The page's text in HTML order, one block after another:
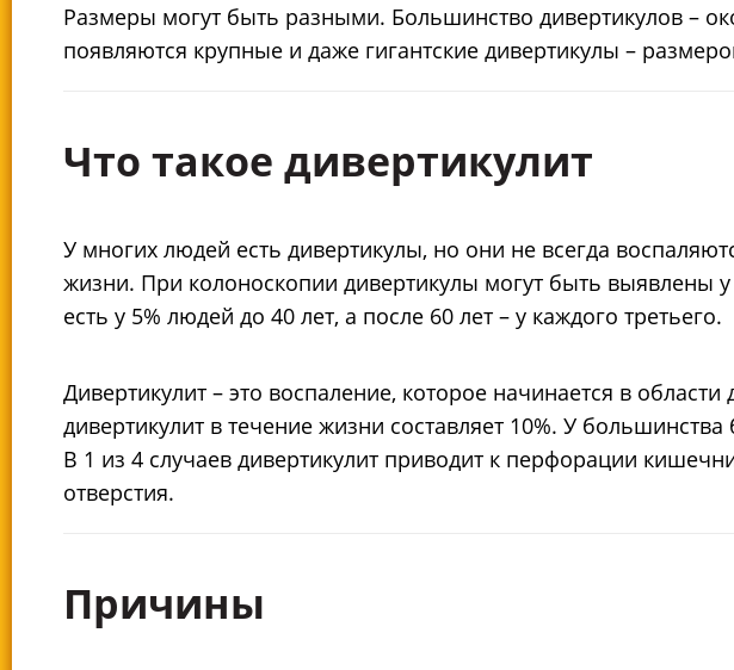
Размеры могут быть разными. Большинство дивертикулов –
появляются крупные и даже гигантские дивертикулы –
Что такое дивертикулит
У многих людей есть дивертикулы, но они не всегда
жизни. При колоноскопии дивертикулы могут быть выявлены
есть у 5% людей до 40 лет, а после 60 лет – у каждого третьего.
Дивертикулит – это воспаление, которое начинается в
дивертикулит в течение жизни составляет 10%. У
В 1 из 4 случаев дивертикулит приводит к перфорации
отверстия.
Причины